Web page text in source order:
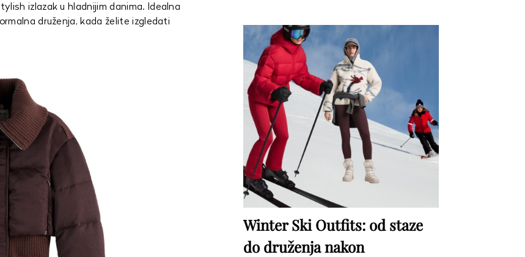
izlazak u hladnijim danima. Idealna
druženja, kada želite izgledati
Winter Ski Outfits: od staze
do druženja nakon